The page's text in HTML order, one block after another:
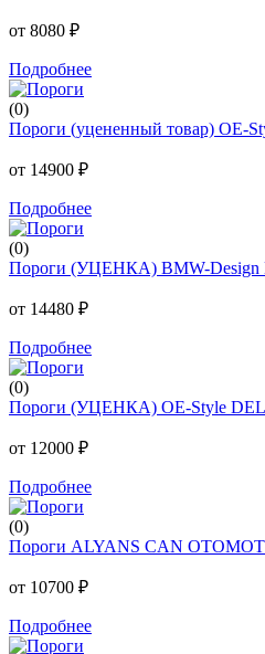
от 8080 ₽
Подробнее
(0)
Пороги (уцененный товар) OE-
от 14900 ₽
Подробнее
(0)
Пороги (УЦЕНКА) BMW-Design
от 14480 ₽
Подробнее
(0)
Пороги (УЦЕНКА) OE-Style
от 12000 ₽
Подробнее
(0)
Пороги ALYANS CAN
от 10700 ₽
Подробнее